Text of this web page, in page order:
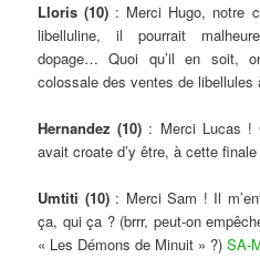
Lloris (10) : Merci Hugo, notre
libelluline, il pourrait
dopage… Quoi qu’il en soit,
colossale des ventes de libellules
Hernandez (10) : Merci Lucas !
avait croate d’y être, à cette finale
Umtiti (10): Merci Sam ! Il
ça, qui ça ? (brrr, peut-on
« Les Démons de Minuit » ?)SA-